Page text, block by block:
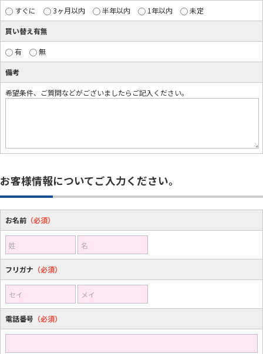
すぐに 3ヶ月以内 半年以内 1年以内 未定
買い替え有無
有 無
備考
希望条件、ご質問などがございましたらご記入ください。
お客様情報についてご入力ください。
お名前 （必須）
姓 名
フリガナ （必須）
セイ メイ
電話番号 （必須）